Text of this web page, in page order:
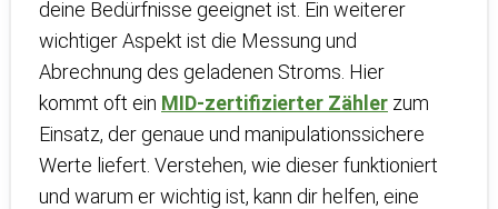
deine Bedürfnisse geeignet ist. Ein weiterer
wichtiger Aspekt ist die Messung und
Abrechnung des geladenen Stroms. Hier
kommt oft ein MID-zertifizierter Zähler zum
Einsatz, der genaue und manipulationssichere
Werte liefert. Verstehen, wie dieser funktioniert
und warum er wichtig ist, kann dir helfen, eine